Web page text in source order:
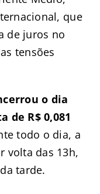
que
de juros no
tensões
o dia
de R$ 0,081
todo o dia, a
volta das 13h,
tarde.